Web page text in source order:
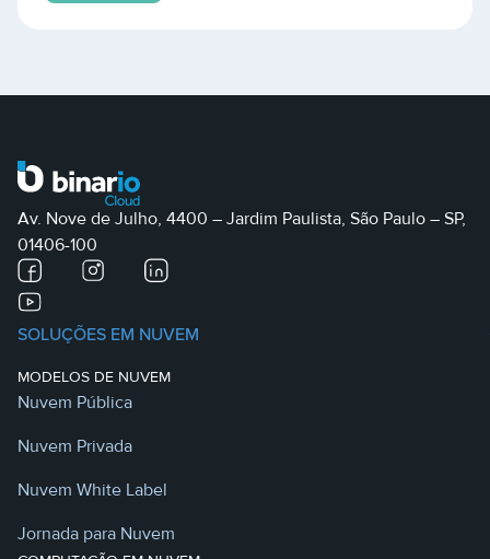
Av. Nove de Julho, 4400 – Jardim Paulista, São Paulo – SP,
01406-100
SOLUÇÕES EM NUVEM
MODELOS DE NUVEM
Nuvem Pública
Nuvem Privada
Nuvem White Label
Jornada para Nuvem